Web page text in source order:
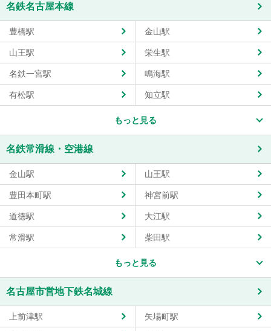
名鉄名古屋本線
豊橋駅 金山駅
山王駅 栄生駅
名鉄一宮駅 鳴海駅
有松駅 知立駅
もっと見る
名鉄常滑線・空港線
金山駅 山王駅
豊田本町駅 神宮前駅
道徳駅 大江駅
常滑駅 柴田駅
もっと見る
名古屋市営地下鉄名城線
上前津駅 矢場町駅